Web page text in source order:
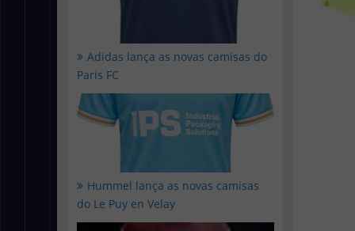
Adidas lança as novas camisas do
Paris FC
Hummel lança as novas camisas
do Le Puy en Velay